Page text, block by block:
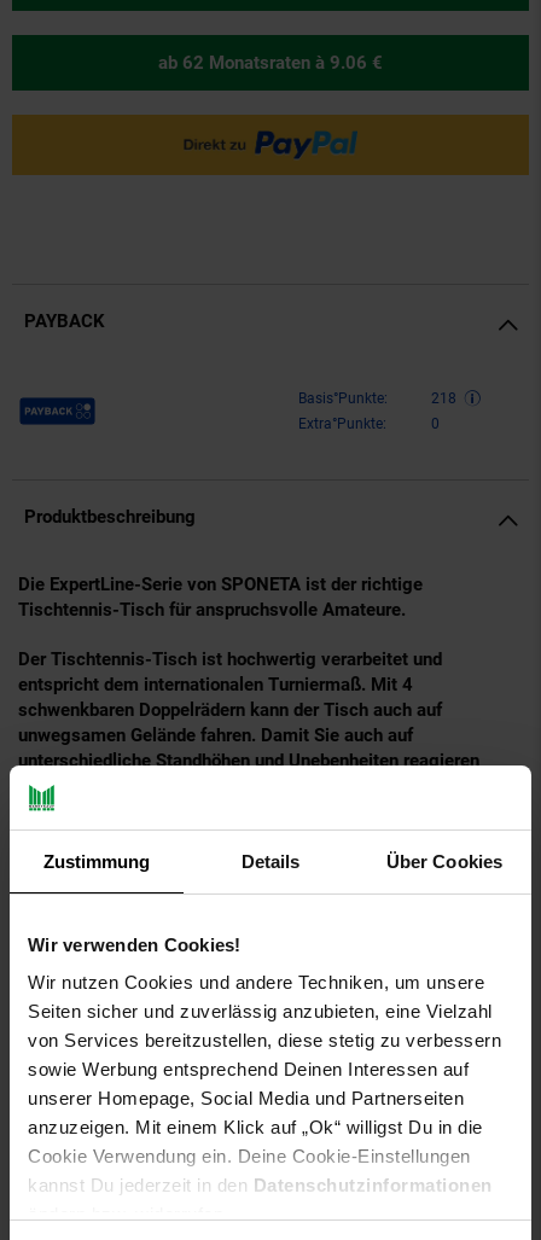
Zustimmung Details Über Cookies
Wir verwenden Cookies!
Wir nutzen Cookies und andere Techniken, um unsere
Seiten sicher und zuverlässig anzubieten, eine Vielzahl
von Services bereitzustellen, diese stetig zu verbessern
sowie Werbung entsprechend Deinen Interessen auf
unserer Homepage, Social Media und Partnerseiten
anzuzeigen. Mit einem Klick auf „Ok“ willigst Du in die
Cookie Verwendung ein. Deine Cookie-Einstellungen
kannst Du jederzeit in den Datenschutzinformationen
ab 62 Monatsraten à 9.06 €
PAYBACK
Payback Punkte Basis°Punkte:
218
Extra°Punkte:
0
Produktbeschreibung
Die ExpertLine-Serie von SPONETA ist der richtige
Tischtennis-Tisch für anspruchsvolle Amateure.
Der Tischtennis-Tisch ist hochwertig verarbeitet und
entspricht dem internationalen Turniermaß. Mit 4
schwenkbaren Doppelrädern kann der Tisch auch auf
unwegsamen Gelände fahren. Damit Sie auch auf
unterschiedliche Standhöhen und Unebenheiten reagieren
können, kann der Tisch an den hinteren Standbeinen bis zu 30
mm höhenverstellt werden.
Sie möchten auch spielen, wenn Sie alleine sind? Kein
Einsatzbereich: Indoor (nicht wetterfest)
Hallentisch, nicht wetterfest
Nur geeignet für trockene Räume innerhalb eines
Gebäudes
Nicht beständig bei Hitze, Kälte, direkter
Sonneneinstrahlung und Feuchtigkeit (relative
Luftfeuchtigkeit über 60 %)
Internationales Turniermaß